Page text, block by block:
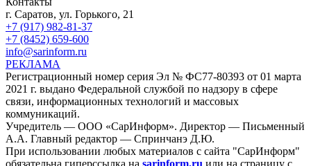
г. Саратов, ул. Горького, 21
+7 (917) 982-81-37
+7 (8452) 659-600
info@sarinform.ru
РЕКЛАМА
Регистрационный номер серия Эл № ФС77-80393 от 01 марта
2021 г. выдано Федеральной службой по надзору в сфере
связи, информационных технологий и массовых
коммуникаций.
Учредитель — ООО «СарИнформ». Директор — Письменный
А.А. Главный редактор — Спринчанэ Д.Ю.
При использовании любых материалов с сайта "СарИнформ"
обязательна гиперссылка на sarinform.ru или на страницу с